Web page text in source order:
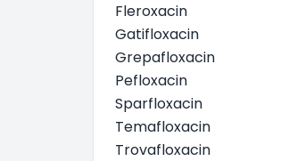
Fleroxacin
Gatifloxacin
Grepafloxacin
Pefloxacin
Sparfloxacin
Temafloxacin
Trovafloxacin